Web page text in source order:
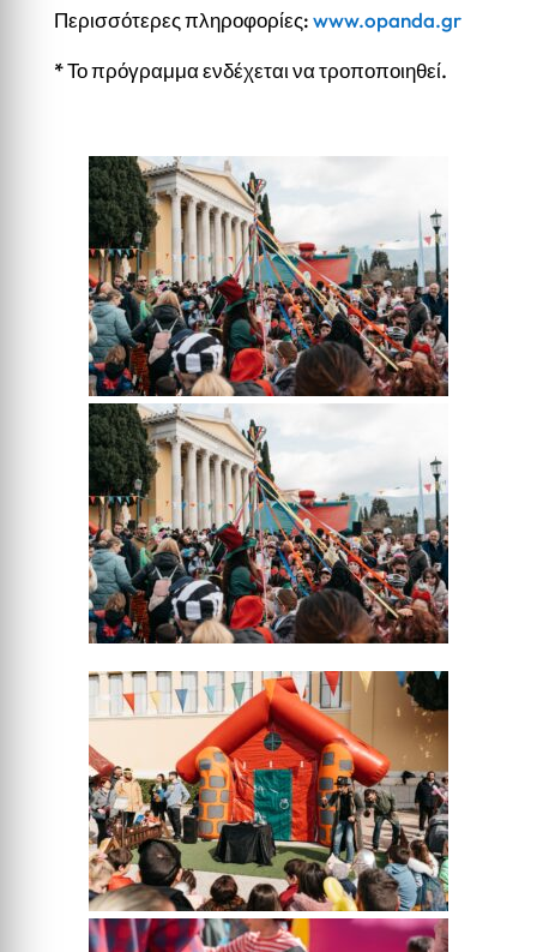
Περισσότερες πληροφορίες:www.opanda.gr
* Το πρόγραμμα ενδέχεται να τροποποιηθεί.